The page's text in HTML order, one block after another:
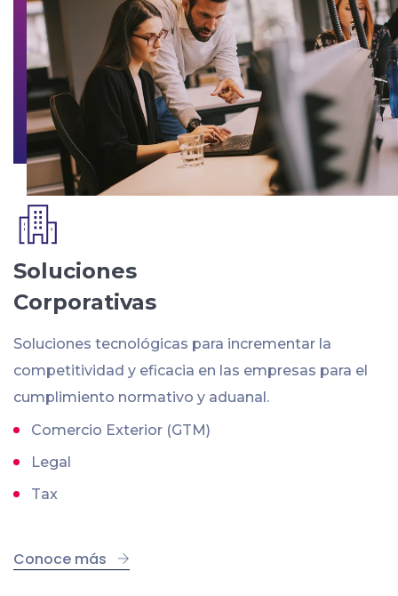
Soluciones
Corporativas
Soluciones tecnológicas para incrementar la
competitividad y eficacia en las empresas para el
cumplimiento normativo y aduanal.
Comercio Exterior (GTM)
Legal
Tax
Conoce más